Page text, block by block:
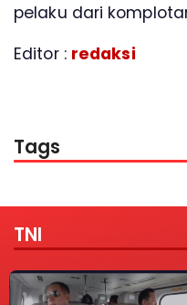
pelaku dari
Editor : redaksi
Tags
TNI